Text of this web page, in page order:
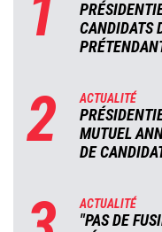
CANDIDATS
2 ACTUALITÉ
MUTUEL
DE
ACTUALITÉ
"PAS DE